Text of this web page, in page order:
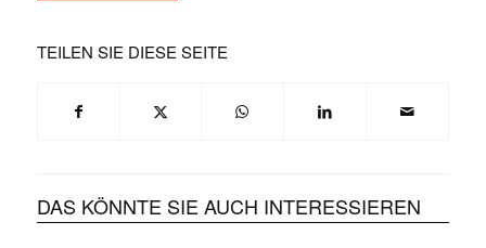
TEILEN SIE DIESE SEITE
DAS KÖNNTE SIE AUCH INTERESSIEREN